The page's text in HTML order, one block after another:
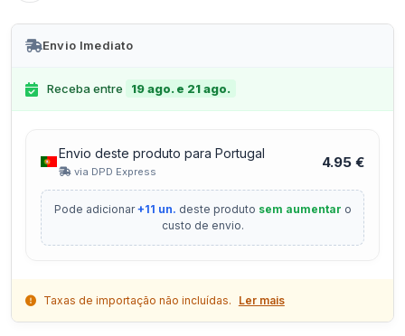
Envio Imediato
Receba entre 19 ago. e 21 ago.
Envio deste produto para Portugal
via DPD Express
4.95 €
Pode adicionar+11 un. deste produto sem aumentar o
custo de envio.
Taxas de importação não incluídas. Ler mais